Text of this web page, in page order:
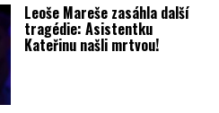
Leoše Mareše zasáhla další
tragédie: Asistentku
Kateřinu našli mrtvou!